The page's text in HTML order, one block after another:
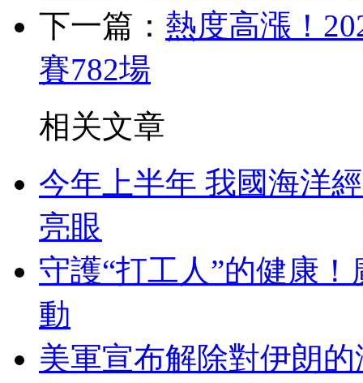
下一篇： 熱度高漲！
賽782場
相关文章
今年上半年 我國海洋
亮眼
守護“打工人”的健康
動
美軍宣布解除對伊朗